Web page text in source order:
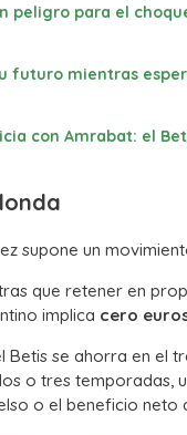
peligro para el
futuro mientras
con Amrabat: el
supone un
que retener en
implica cero
Betis se ahorra en el
o tres temporadas,
o el beneficio neto